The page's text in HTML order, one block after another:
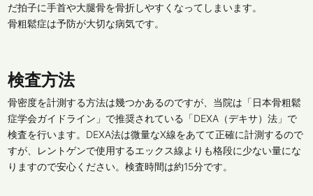
だ拍子に手首や大腿骨を骨折しやすくなってしまいます。
骨粗鬆症は予防が大切な病気です。
検査方法
骨密度を計測する方法は幾つかあるのですが、当院は「日本骨粗鬆
症学会ガイドライン」で推奨されている「DEXA（デキサ）法」で
検査を行います。DEXA法は微量なX線をあてて正確に計測するので
すが、レントゲンで使用するエックス線よりも格段に少ない量にな
りますので安心ください。検査時間は約15分です。